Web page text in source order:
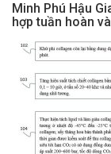
Minh Phú Hậu
hợp tuần hoàn